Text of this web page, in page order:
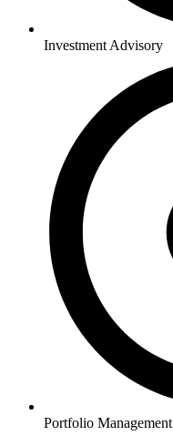
Investment Advisory
Portfolio Management